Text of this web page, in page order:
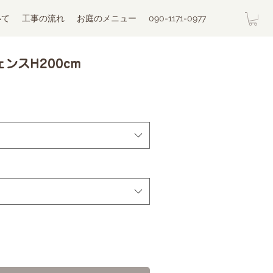
工事の流れ お庭のメニュー 090-1171-0977
ンスH200cm